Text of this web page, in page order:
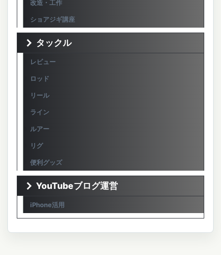
改造・工作
ショアジギ講座
タックル
レビュー
ロッド
リール
ライン
ルアー
リグ
便利グッズ
YouTubeブログ運営
iPhone活用